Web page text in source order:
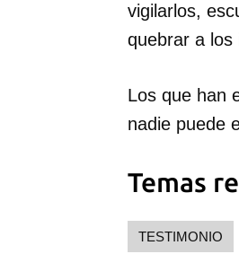
vigilarlos,
quebrar a los
Los que han
nadie puede
Temas
TESTIMONIO